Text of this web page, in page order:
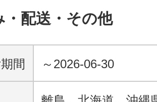
・配送・その他
間 ～2026-06-30